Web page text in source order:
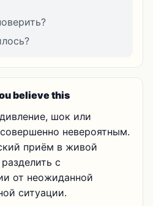
believe this
шок или
невероятным.
приём в живой
с
от неожиданной
ситуации.